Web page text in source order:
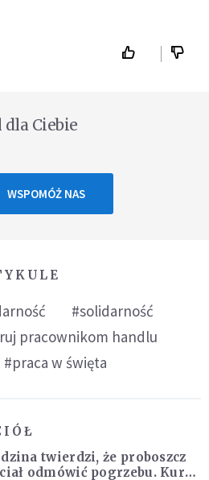
Ciebie
WSPOMÓŻ NAS
#solidarność
pracownikom handlu
#praca w święta
twierdzi, że proboszcz
odmówić pogrzebu. Kuria